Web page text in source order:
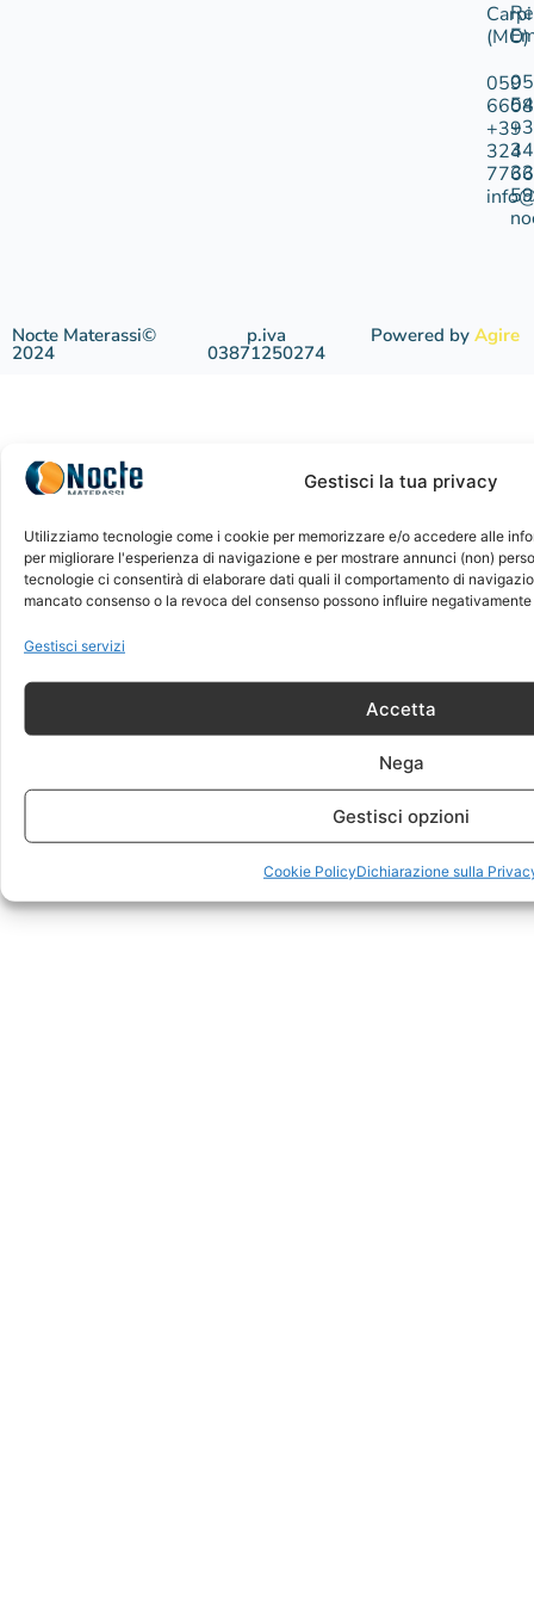
Gestisci la tua privacy
Utilizziamo tecnologie come i cookie per memorizzare e/o accedere alle
per migliorare l'esperienza di navigazione e per mostrare annunci (non)
tecnologie ci consentirà di elaborare dati quali il comportamento di
mancato consenso o la revoca del consenso possono influire
Gestisci servizi
Accetta
Nega
Gestisci opzioni
Cookie PolicyDichiarazione sulla
Carpi
(MO)
059
+39
324
Nocte Materassi©
2024
p.iva
03871250274
Powered by Agire